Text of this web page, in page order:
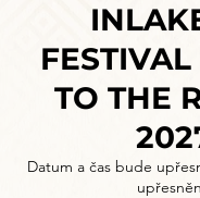
TO THE
Datum a čas bude